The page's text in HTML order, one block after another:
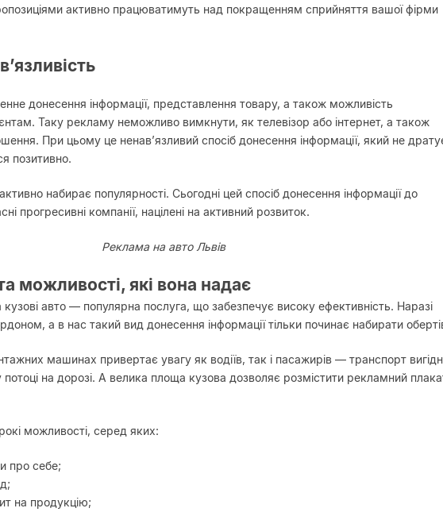
активно працюватимуть над покращенням сприйняття вашої фірми
донесення інформації, представлення товару, а також можливість
Таку рекламу неможливо вимкнути, як телевізор або інтернет, а також
При цьому це ненав’язливий спосіб донесення інформації, який не
позитивно.
набирає популярності. Сьогодні цей спосіб донесення інформації до
прогресивні компанії, націлені на активний розвиток.
Реклама на авто Львів
можливості, які вона надає
авто — популярна послуга, що забезпечує високу ефективність. Наразі
а в нас такий вид донесення інформації тільки починає набирати
машинах привертає увагу як водіїв, так і пасажирів — транспорт
потоці на дорозі. А велика площа кузова дозволяє розмістити рекламний
можливості, серед яких:
про себе;
на продукцію;